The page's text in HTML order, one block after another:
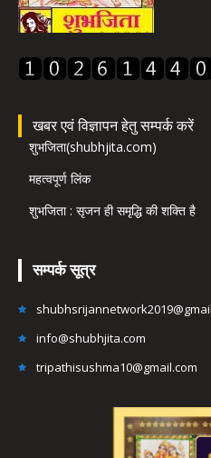
खबर एवं विज्ञापन हेतु सम्पर्क करें
शुभजिता(shubhjita.com)
महत्वपूर्ण लिंक
शुभजिता : सृजन ही समृद्धि की शक्ति है
सम्पर्क सूत्र
info@shubhjita.com
tripathisushma10@gmail.com